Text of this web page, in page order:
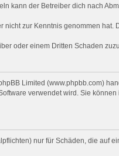
kann der Betreiber dich nach
zur Kenntnis genommen hat.
oder einem Dritten Schaden
Limited (www.phpbb.com)
verwendet wird. Sie
nur für Schäden, die auf